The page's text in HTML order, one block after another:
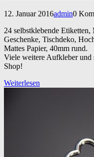
12. Januar 2016admin0
24 selbstklebende
Geschenke, Tischdeko,
Mattes Papier, 40mm rund.
Viele weitere Aufkleber und
Shop!
Weiterlesen